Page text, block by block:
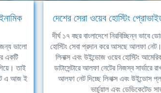
জন্য ভালো
একটি
তাই
এ আজ ই
দেশের সেরা ওয়েব হোস্টিং
দীর্ঘ ১৭ বছর বাংলাদেশে নিরবিচ্ছিন্ন ভাবে
হোস্টিং সেবা প্রদান করে আসছে আলফা
লিনাক্স এবং উইন্ডোজ ওয়েব হোস্টিং
ডাটাসেন্টারে আলফা নেটের নিজস্ব সার্ভারে
আলফা নেট দিচ্ছে লিনাক্স এবং উইন্ডোস
ভার্চুয়াল এবং ডেডিকেটেড